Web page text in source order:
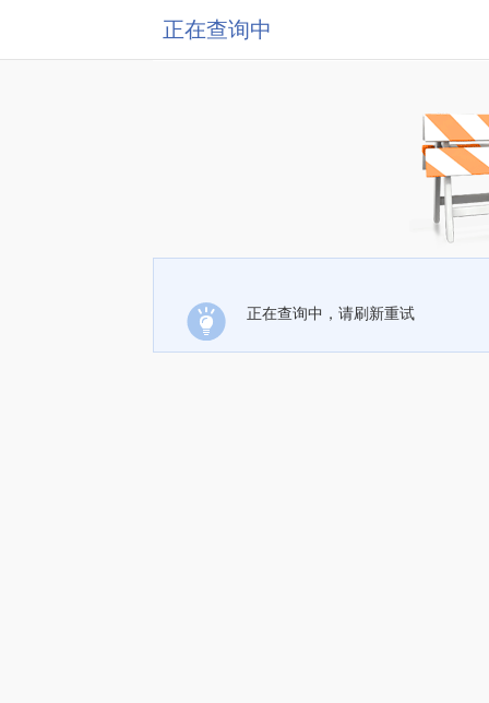
正在查询中
正在查询中，请刷新重试